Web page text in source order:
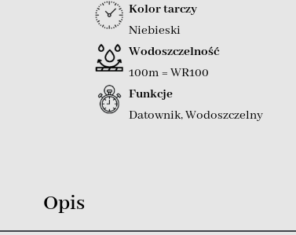
Kolor tarczy
Niebieski
Wodoszczelność
100m = WR100
Funkcje
Datownik,Wodoszczelny
Opis